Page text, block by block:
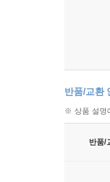
반품/교환
※ 상품 설명
반품/